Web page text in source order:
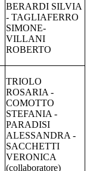
BERARDI SILVIA
- TAGLIAFERRO
SIMONE-
VILLANI
ROBERTO
TRIOLO
ROSARIA -
COMOTTO
STEFANIA -
PARADISI
ALESSANDRA -
SACCHETTI
VERONICA
(collaboratore)